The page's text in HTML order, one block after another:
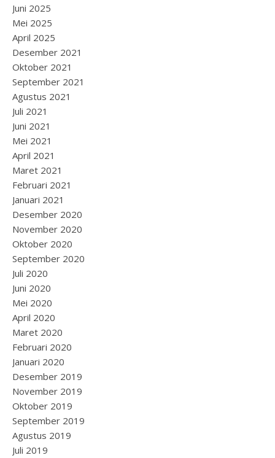
Juni 2025
Mei 2025
April 2025
Desember 2021
Oktober 2021
September 2021
Agustus 2021
Juli 2021
Juni 2021
Mei 2021
April 2021
Maret 2021
Februari 2021
Januari 2021
Desember 2020
November 2020
Oktober 2020
September 2020
Juli 2020
Juni 2020
Mei 2020
April 2020
Maret 2020
Februari 2020
Januari 2020
Desember 2019
November 2019
Oktober 2019
September 2019
Agustus 2019
Juli 2019